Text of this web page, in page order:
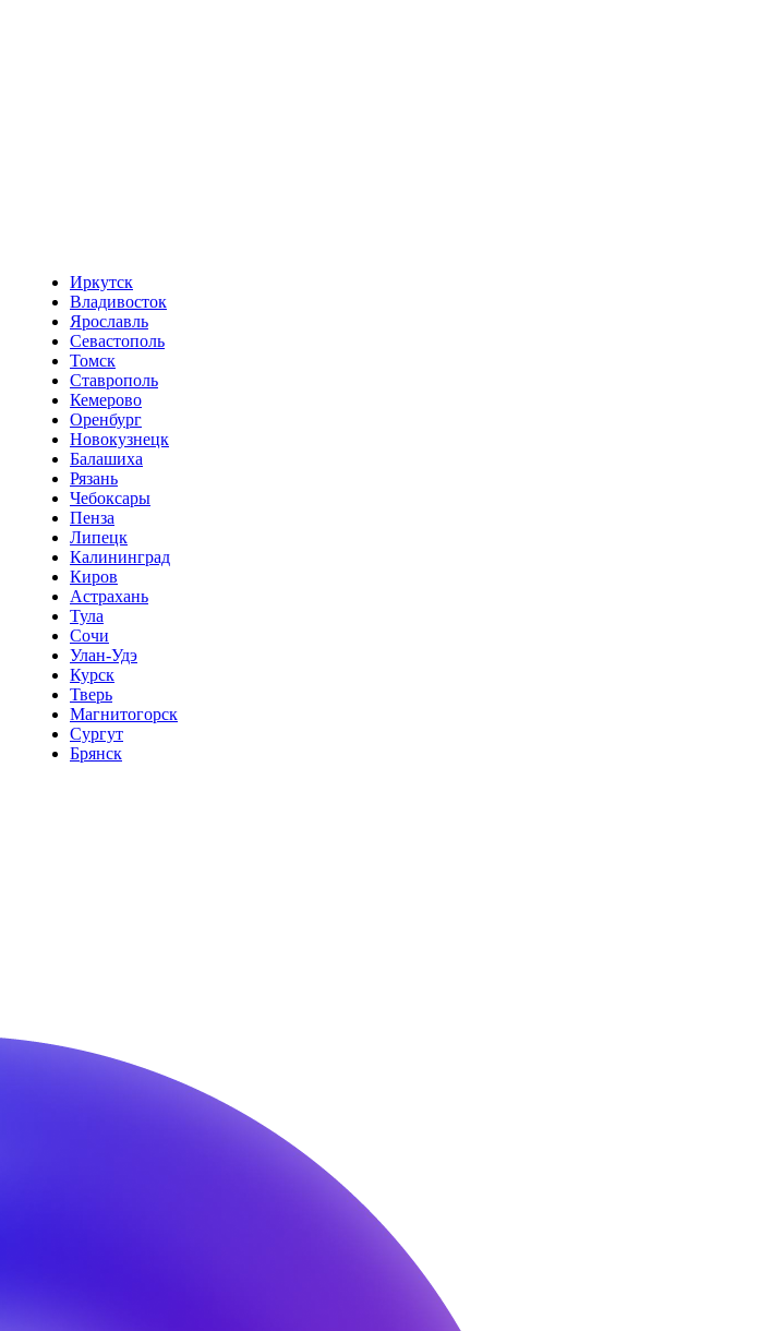
Иркутск
Владивосток
Ярославль
Севастополь
Томск
Ставрополь
Кемерово
Оренбург
Новокузнецк
Балашиха
Рязань
Чебоксары
Пенза
Липецк
Калининград
Киров
Астрахань
Тула
Сочи
Улан-Удэ
Курск
Тверь
Магнитогорск
Сургут
Брянск